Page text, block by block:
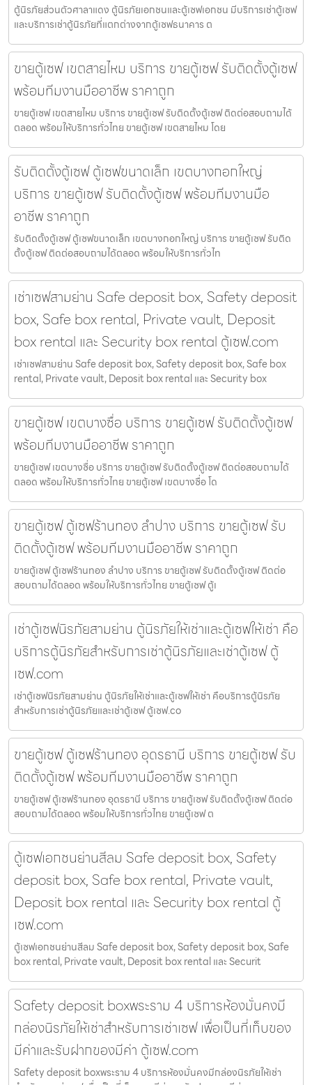
ตู้นิรภัยส่วนตัวศาลาแดง ตู้นิรภัยเอกชนและตู้เซฟเอกชน มีบริการเช่าตู้เซฟ
และบริการเช่าตู้นิรภัยที่แตกต่างจากตู้เซฟธนาคาร ต
ขายตู้เซฟ เขตสายไหม บริการ ขายตู้เซฟ รับติดตั้งตู้เซฟ
พร้อมทีมงานมืออาชีพ ราคาถูก
ขายตู้เซฟ เขตสายไหม บริการ ขายตู้เซฟ รับติดตั้งตู้เซฟ ติดต่อสอบถามได้
ตลอด พร้อมให้บริการทั่วไทย ขายตู้เซฟ เขตสายไหม โดย
รับติดตั้งตู้เซฟ ตู้เซฟขนาดเล็ก เขตบางกอกใหญ่
บริการ ขายตู้เซฟ รับติดตั้งตู้เซฟ พร้อมทีมงานมือ
อาชีพ ราคาถูก
รับติดตั้งตู้เซฟ ตู้เซฟขนาดเล็ก เขตบางกอกใหญ่ บริการ ขายตู้เซฟ รับติด
ตั้งตู้เซฟ ติดต่อสอบถามได้ตลอด พร้อมให้บริการทั่วไท
เช่าเซฟสามย่าน Safe deposit box, Safety deposit
box, Safe box rental, Private vault, Deposit
box rental และ Security box rental ตู้เซฟ.com
เช่าเซฟสามย่าน Safe deposit box, Safety deposit box, Safe box
rental, Private vault, Deposit box rental และ Security box
ขายตู้เซฟ เขตบางซื่อ บริการ ขายตู้เซฟ รับติดตั้งตู้เซฟ
พร้อมทีมงานมืออาชีพ ราคาถูก
ขายตู้เซฟ เขตบางซื่อ บริการ ขายตู้เซฟ รับติดตั้งตู้เซฟ ติดต่อสอบถามได้
ตลอด พร้อมให้บริการทั่วไทย ขายตู้เซฟ เขตบางซื่อ โด
ขายตู้เซฟ ตู้เซฟร้านทอง ลำปาง บริการ ขายตู้เซฟ รับ
ติดตั้งตู้เซฟ พร้อมทีมงานมืออาชีพ ราคาถูก
ขายตู้เซฟ ตู้เซฟร้านทอง ลำปาง บริการ ขายตู้เซฟ รับติดตั้งตู้เซฟ ติดต่อ
สอบถามได้ตลอด พร้อมให้บริการทั่วไทย ขายตู้เซฟ ตู้เ
เช่าตู้เซฟนิรภัยสามย่าน ตู้นิรภัยให้เช่าและตู้เซฟให้เช่า คือ
บริการตู้นิรภัยสำหรับการเช่าตู้นิรภัยและเช่าตู้เซฟ ตู้
เซฟ.com
เช่าตู้เซฟนิรภัยสามย่าน ตู้นิรภัยให้เช่าและตู้เซฟให้เช่า คือบริการตู้นิรภัย
สำหรับการเช่าตู้นิรภัยและเช่าตู้เซฟ ตู้เซฟ.co
ขายตู้เซฟ ตู้เซฟร้านทอง อุดรธานี บริการ ขายตู้เซฟ รับ
ติดตั้งตู้เซฟ พร้อมทีมงานมืออาชีพ ราคาถูก
ขายตู้เซฟ ตู้เซฟร้านทอง อุดรธานี บริการ ขายตู้เซฟ รับติดตั้งตู้เซฟ ติดต่อ
สอบถามได้ตลอด พร้อมให้บริการทั่วไทย ขายตู้เซฟ ต
ตู้เซฟเอกชนย่านสีลม Safe deposit box, Safety
deposit box, Safe box rental, Private vault,
Deposit box rental และ Security box rental ตู้
เซฟ.com
ตู้เซฟเอกชนย่านสีลม Safe deposit box, Safety deposit box, Safe
box rental, Private vault, Deposit box rental และ Securit
Safety deposit boxพระราม 4 บริการห้องมั่นคงมี
กล่องนิรภัยให้เช่าสำหรับการเช่าเซฟ เพื่อเป็นที่เก็บของ
มีค่าและรับฝากของมีค่า ตู้เซฟ.com
Safety deposit boxพระราม 4 บริการห้องมั่นคงมีกล่องนิรภัยให้เช่า